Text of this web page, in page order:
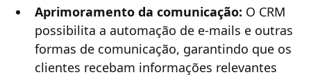
Aprimoramento da comunicação: O CRM
possibilita a automação de e-mails e outras
formas de comunicação, garantindo que os
clientes recebam informações relevantes